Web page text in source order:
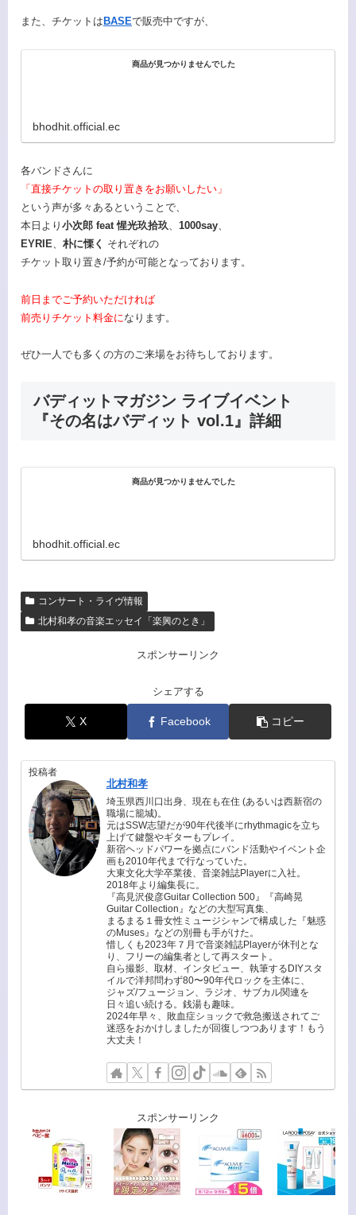
また、チケットは BASEで販売中ですが、
商品が見つかりませんでした
bhodhit.official.ec
各バンドさんに
「直接チケットの取り置きをお願いしたい」
という声が多々あるということで、
本日より ⼩次郎 feat 惺光玖拾玖、 1000say、
EYRIE、 朴に慄く それぞれの
チケット取り置き/予約が可能となっております。
前日までご予約いただければ
前売りチケット料金になります。
ぜひ一人でも多くの方のご来場をお待ちしております。
バディットマガジン ライブイベント
『その名はバディット vol.1』詳細
商品が見つかりませんでした
bhodhit.official.ec
コンサート・ライヴ情報
北村和孝の音楽エッセイ「楽興のとき」
スポンサーリンク
シェアする
X Facebook コピー
投稿者
北村和孝
埼玉県西川口出身、現在も在住 (あるいは西新宿の
職場に籠城)。
元はSSW志望だが90年代後半にrhythmagicを立ち
上げて鍵盤やギターもプレイ。
新宿ヘッドパワーを拠点にバンド活動やイベント企
画も2010年代まで行なっていた。
大東文化大学卒業後、音楽雑誌Playerに入社。
2018年より編集長に。
『高見沢俊彦Guitar Collection 500』『高崎晃
Guitar Collection』などの大型写真集、
まるまる１冊女性ミュージシャンで構成した『魅惑
のMuses』などの別冊も手がけた。
惜しくも2023年７月で音楽雑誌Playerが休刊とな
り、フリーの編集者として再スタート。
自ら撮影、取材、インタビュー、執筆するDIYスタ
イルで洋邦問わず80〜90年代ロックを主体に、
ジャズ/フュージョン、ラジオ、サブカル関連を
日々追い続ける。銭湯も趣味。
2024年早々、敗血症ショックで救急搬送されてご
迷惑をおかけしましたが回復しつつあります！もう
大丈夫！
スポンサーリンク